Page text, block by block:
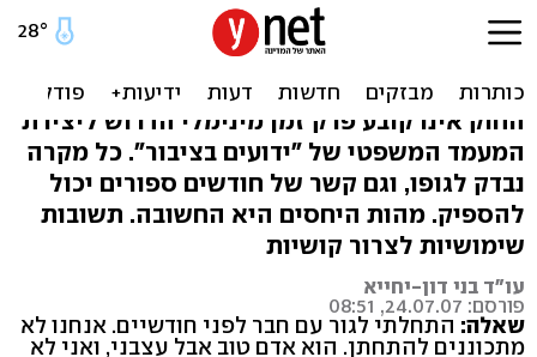
מה צריך לדעת על ידועים
החוק אינו קובע פרק זמן מינימלי הדרוש ליצירת
המעמד המשפטי של "ידועים בציבור". כל מקרה
נבדק לגופו, וגם קשר של חודשים ספורים יכול
להספיק. מהות היחסים היא החשובה. תשובות
שימושיות לצרור קושיות
עו"ד בני דון-יחייא
פורסם: 24.07.07, 08:51
שאלה: התחלתי לגור עם חבר לפני חודשיים. אנחנו לא
מתכוננים להתחתן. הוא אדם טוב אבל עצבני, ואני לא